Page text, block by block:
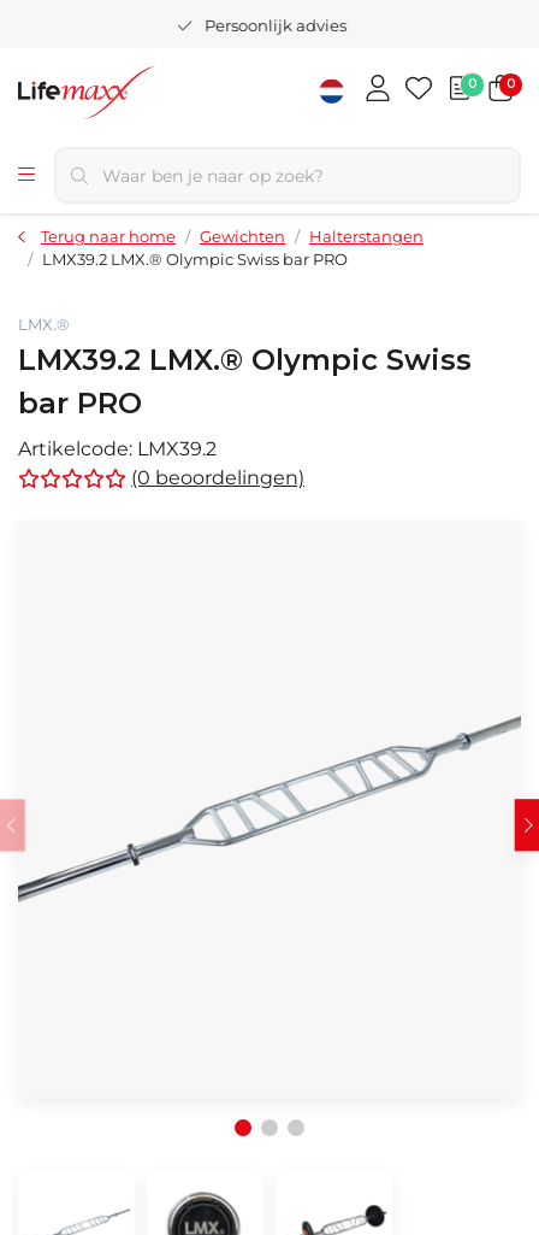
Persoonlijk advies
0 0
Terug naar home Gewichten
Halterstangen
LMX39.2 LMX.® Olympic Swiss bar PRO
LMX.®
LMX39.2 LMX.® Olympic Swiss
bar PRO
Artikelcode: LMX39.2
(0 beoordelingen)